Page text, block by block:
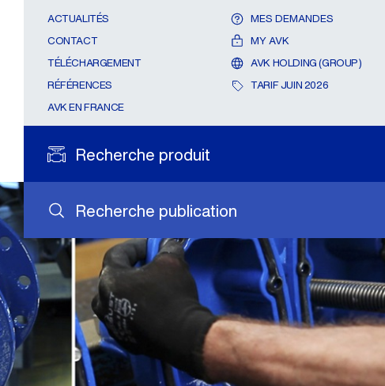
Recherche publication
Recherche produit
ACTUALITÉS
CONTACT
TÉLÉCHARGEMENT
RÉFÉRENCES
AVK EN FRANCE
MES DEMANDES
MY AVK
AVK HOLDING (GROUP)
TARIF JUIN 2026